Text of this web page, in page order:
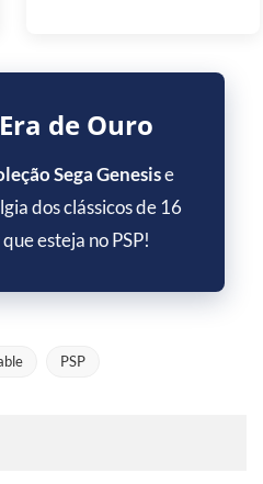
de Ouro
Sega Genesise
dos clássicos de 16
esteja no PSP!
PSP